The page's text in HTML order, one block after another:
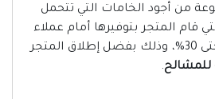
من أجود الخامات التي تتحمل
قام المتجر بتوفيرها أمام عملاء
المتجر بخصم فعال حتى 30%، وذلك بفضل إطلاق المتجر
.